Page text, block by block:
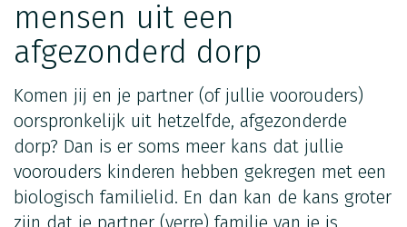
mensen uit een
afgezonderd dorp
Komen jij en je partner (of jullie voorouders)
oorspronkelijk uit hetzelfde, afgezonderde
dorp? Dan is er soms meer kans dat jullie
voorouders kinderen hebben gekregen met een
biologisch familielid. En dan kan de kans groter
zijn dat je partner (verre) familie van je is.